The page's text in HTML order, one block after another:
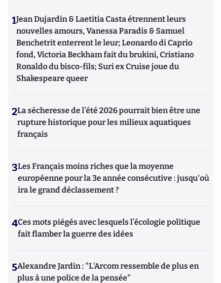
1Jean Dujardin & Laetitia Casta étrennent leurs
nouvelles amours, Vanessa Paradis & Samuel
Benchetrit enterrent le leur; Leonardo di Caprio
fond, Victoria Beckham fait du brukini, Cristiano
Ronaldo du bisco-fils; Suri ex Cruise joue du
Shakespeare queer
2La sécheresse de l’été 2026 pourrait bien être une
rupture historique pour les milieux aquatiques
français
3Les Français moins riches que la moyenne
européenne pour la 3e année consécutive : jusqu'où
ira le grand déclassement ?
4Ces mots piégés avec lesquels l’écologie politique
fait flamber la guerre des idées
5Alexandre Jardin : "L'Arcom ressemble de plus en
plus à une police de la pensée"